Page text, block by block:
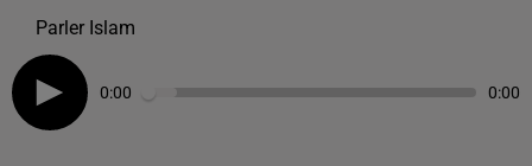
Parler Islam
0:00 0:00